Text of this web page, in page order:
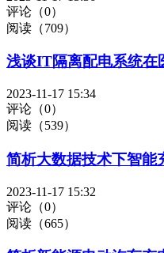
评论（0）
阅读（709）
浅谈IT隔离配电系统在
2023-11-17 15:34
评论（0）
阅读（539）
简析大数据技术下智能
2023-11-17 15:32
评论（0）
阅读（665）